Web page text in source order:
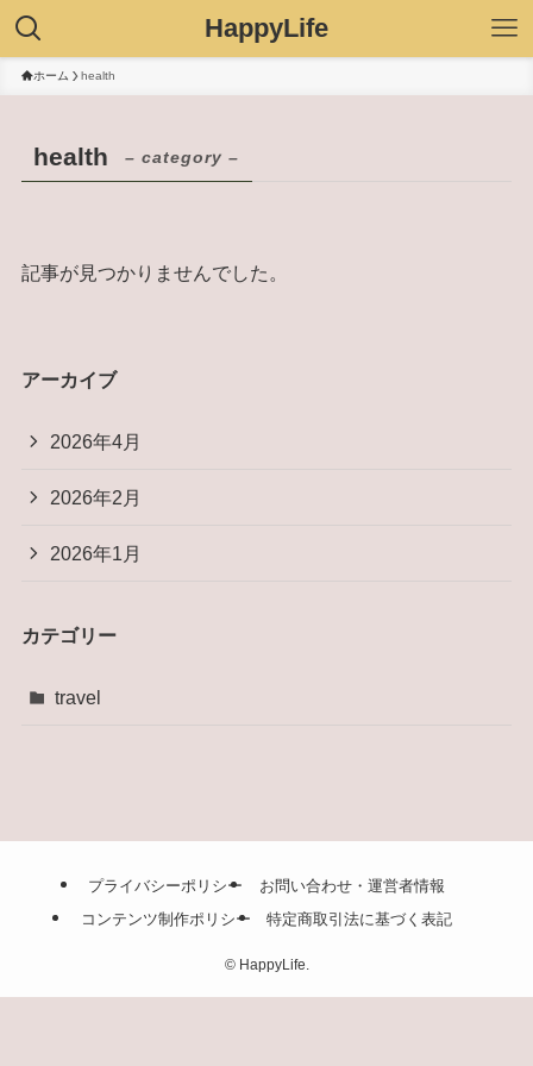
HappyLife
ホーム health
health – category –
記事が見つかりませんでした。
アーカイブ
2026年4月
2026年2月
2026年1月
カテゴリー
travel
プライバシーポリシー
お問い合わせ・運営者情報
コンテンツ制作ポリシー
特定商取引法に基づく表記
©HappyLife.